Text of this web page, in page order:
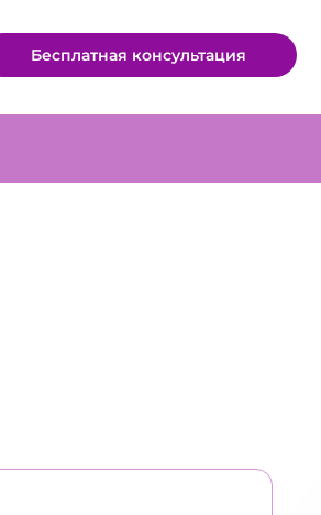
Бесплатная консультация